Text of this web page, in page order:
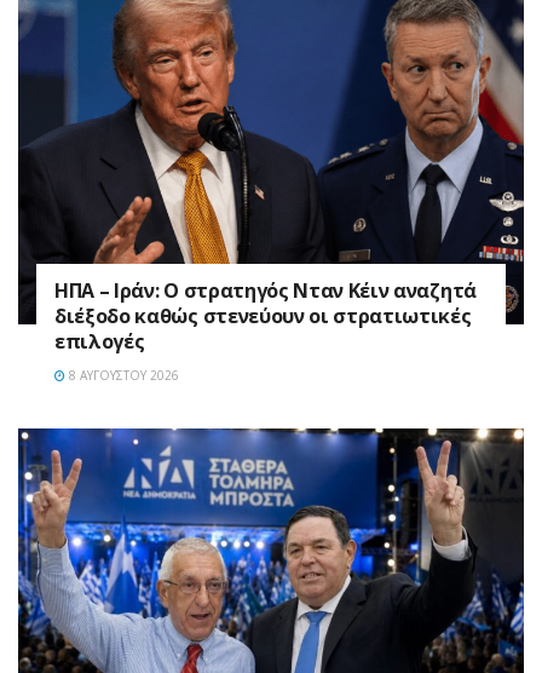
ΗΠΑ – Ιράν: Ο στρατηγός Νταν Κέιν αναζητά
διέξοδο καθώς στενεύουν οι στρατιωτικές
επιλογές
8 ΑΥΓΟΎΣΤΟΥ 2026